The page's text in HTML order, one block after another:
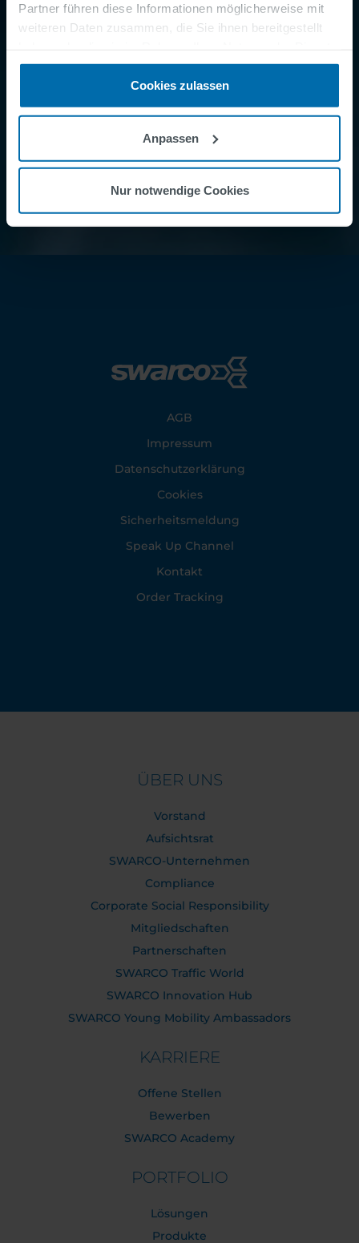
Partner führen diese Informationen möglicherweise mit
weiteren Daten zusammen, die Sie ihnen bereitgestellt
gesammelt haben.
Cookies zulassen
Anpassen
Nur notwendige Cookies
AGB
Impressum
Datenschutzerklärung
Cookies
Sicherheitsmeldung
Speak Up Channel
Kontakt
Order Tracking
ÜBER UNS
Vorstand
Aufsichtsrat
SWARCO-Unternehmen
Compliance
Corporate Social Responsibility
Mitgliedschaften
Partnerschaften
SWARCO Traffic World
SWARCO Innovation Hub
SWARCO Young Mobility Ambassadors
KARRIERE
Offene Stellen
Bewerben
SWARCO Academy
PORTFOLIO
Lösungen
Produkte